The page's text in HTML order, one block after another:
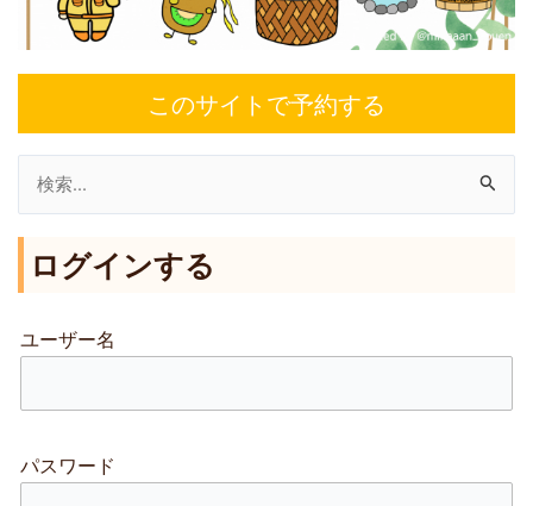
このサイトで予約する
索
象
ログインする
ユーザー名
パスワード